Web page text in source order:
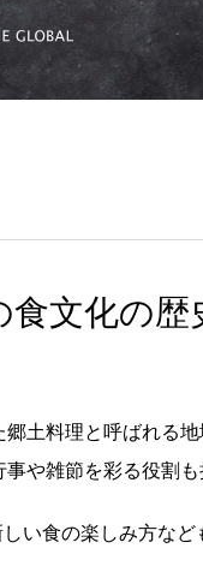
文化の歴
土料理と呼ばれる
や雑節を彩る役割も
い食の楽しみ方など